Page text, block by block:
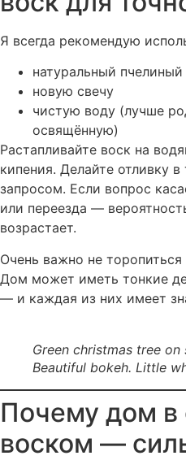
Я всегда рекомендую
натуральный пчелиный
новую свечу
чистую воду (лучше
освящённую)
Растапливайте воск на
кипения. Делайте отливку
запросом. Если вопрос
или переезда —
возрастает.
Очень важно не
Дом может иметь тонкие
— и каждая из них имеет
Green christmas tree
Beautiful bokeh. Little
Почему дом в
воском —